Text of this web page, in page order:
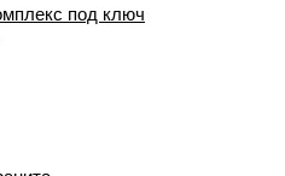
под ключ